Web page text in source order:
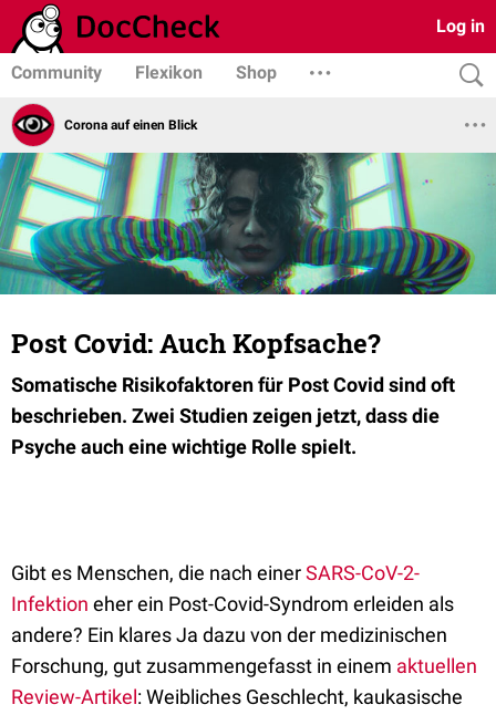
Log in
Community Flexikon Shop
Corona auf einen Blick
Post Covid: Auch Kopfsache?
Somatische Risikofaktoren für Post Covid sind oft
beschrieben. Zwei Studien zeigen jetzt, dass die
Psyche auch eine wichtige Rolle spielt.
Gibt es Menschen, die nach einerSARS-CoV-2-
Infektion eher ein Post-Covid-Syndrom erleiden als
andere? Ein klares Ja dazu von der medizinischen
Forschung, gut zusammengefasst in einem aktuellen
Review-Artikel: Weibliches Geschlecht, kaukasische